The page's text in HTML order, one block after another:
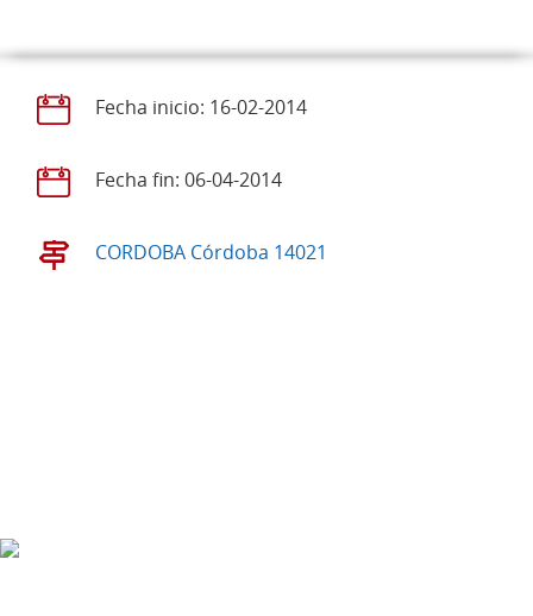
Fecha inicio: 16-02-2014
Fecha fin: 06-04-2014
CORDOBA Córdoba 14021